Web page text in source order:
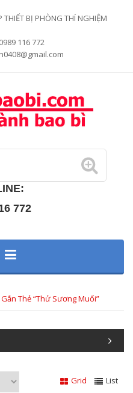
BỊ PHÒNG THÍ NGHIỆM
116 772
772
Thẻ “thử Sương Muối”
Grid List